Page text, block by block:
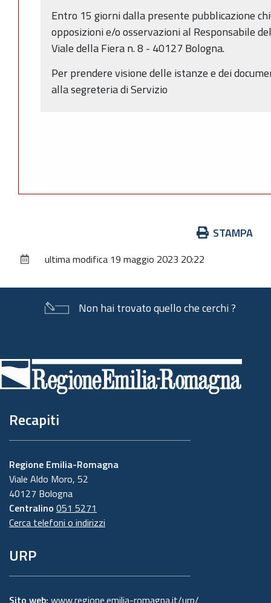
Entro 15 giorni dalla presente pubblicazione
opposizioni e/o osservazioni al Responsabile
Viale della Fiera n. 8 - 40127 Bologna.
Per prendere visione delle istanze e dei
alla segreteria di Servizio
documento
STAMPA
ultima modifica 19 maggio 2023 20:22
Non hai trovato quello che cerchi ?
di
pagina
Recapiti
Regione Emilia-Romagna
Viale Aldo Moro, 52
40127 Bologna
Centralino 051 5271
Cerca telefoni o indirizzi
URP
Sito web: www.regione.emilia-romagna.it/urp/